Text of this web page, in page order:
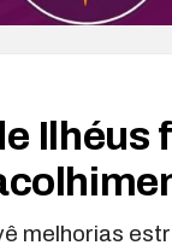
melhorias